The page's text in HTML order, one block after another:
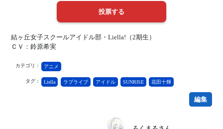
結ヶ丘女子スクールアイドル部・Liella!（2期生）
ＣＶ：鈴原希実
カテゴリ： アニメ
タグ： Liella ラブライブ アイドル SUNRISE 花田十輝
編集